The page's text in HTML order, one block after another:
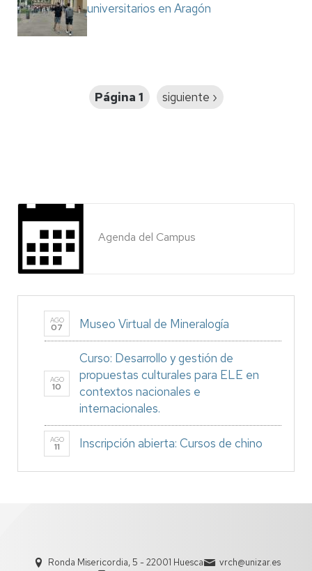
universitarios en Aragón
Página 1
Siguiente
siguiente ›
Agenda del Campus
AGO
07 Museo Virtual de Mineralogía
AGO
10
Curso: Desarrollo y gestión de
propuestas culturales para ELE en
contextos nacionales e
internacionales.
AGO
11 Inscripción abierta: Cursos de chino
Ronda Misericordia, 5 - 22001 Huesca
vrch@unizar.es